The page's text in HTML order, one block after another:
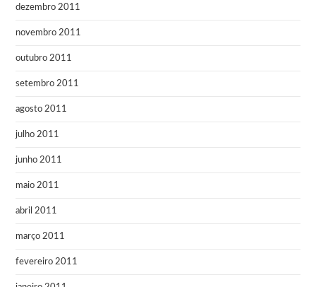
dezembro 2011
novembro 2011
outubro 2011
setembro 2011
agosto 2011
julho 2011
junho 2011
maio 2011
abril 2011
março 2011
fevereiro 2011